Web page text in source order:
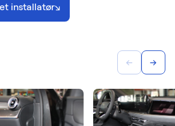
installatør↘
← →